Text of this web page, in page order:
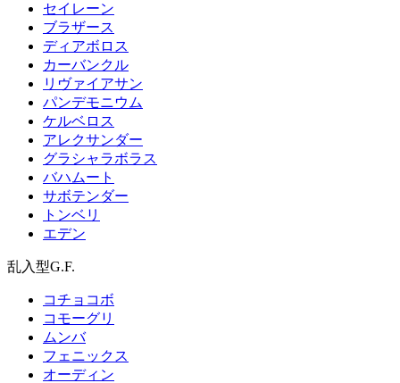
セイレーン
ブラザース
ディアボロス
カーバンクル
リヴァイアサン
パンデモニウム
ケルベロス
アレクサンダー
グラシャラボラス
バハムート
サボテンダー
トンベリ
エデン
乱入型G.F.
コチョコボ
コモーグリ
ムンバ
フェニックス
オーディン